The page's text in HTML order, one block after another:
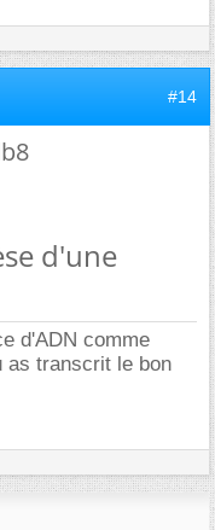
#14
d'une
d'ADN comme
as transcrit le bon